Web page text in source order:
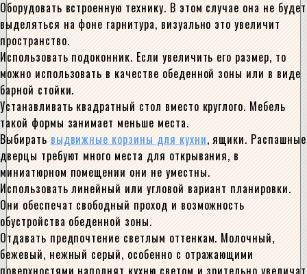
Оборудовать встроенную технику. В этом случае она не будет
выделяться на фоне гарнитура, визуально это увеличит
пространство.
Использовать подоконник. Если увеличить его размер, то
можно использовать в качестве обеденной зоны или в виде
барной стойки.
Устанавливать квадратный стол вместо круглого. Мебель
такой формы занимает меньше места.
Выбирать выдвижные корзины для кухни, ящики. Распашные
дверцы требуют много места для открывания, в
миниатюрном помещении они не уместны.
Использовать линейный или угловой вариант планировки.
Они обеспечат свободный проход и возможность
обустройства обеденной зоны.
Отдавать предпочтение светлым оттенкам. Молочный,
бежевый, нежный серый, особенно с отражающими
поверхностями наполнят кухню светом и зрительно увеличат